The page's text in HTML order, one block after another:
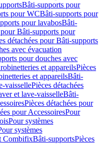
Bâti-supports pour
pour WCBâti-supports pour
pour lavabosBâti-
pour Bâti-supports pour
détachées pour Bâti-supports
avec évacuation
pour douches avec
et appareilsPièces
et appareilsBâti-
vaissellePièces détachées
et lave-vaisselleBâti-
Pièces détachées pour
pour AccessoiresPour
Pour systèmes
systèmes
CombifixBâti-supportsPièces